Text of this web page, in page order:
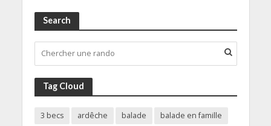
Search
Tag Cloud
3 becs ardêche balade
balade en famille